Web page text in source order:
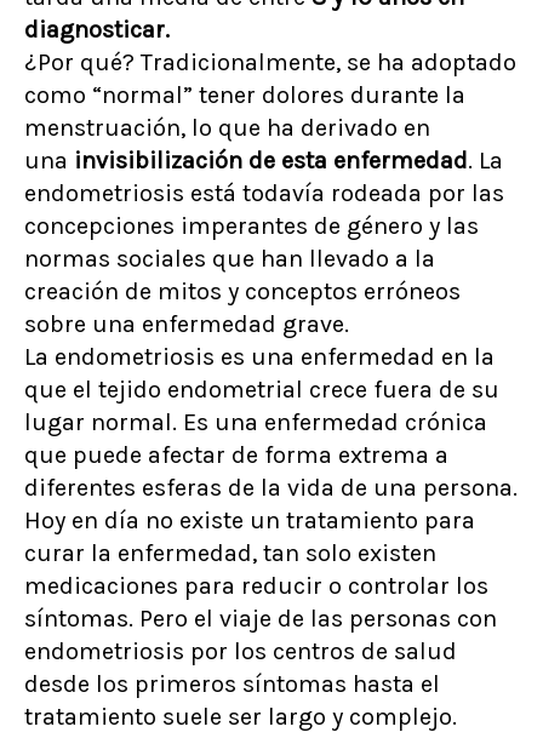
diagnosticar.
¿Por qué? Tradicionalmente, se ha adoptado
como “normal” tener dolores durante la
menstruación, lo que ha derivado en
una invisibilización de esta enfermedad. La
endometriosis está todavía rodeada por las
concepciones imperantes de género y las
normas sociales que han llevado a la
creación de mitos y conceptos erróneos
sobre una enfermedad grave.
La endometriosis es una enfermedad en la
que el tejido endometrial crece fuera de su
lugar normal. Es una enfermedad crónica
que puede afectar de forma extrema a
diferentes esferas de la vida de una persona.
Hoy en día no existe un tratamiento para
curar la enfermedad, tan solo existen
medicaciones para reducir o controlar los
síntomas. Pero el viaje de las personas con
endometriosis por los centros de salud
desde los primeros síntomas hasta el
tratamiento suele ser largo y complejo.